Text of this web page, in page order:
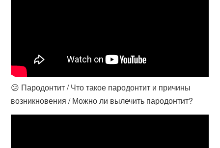
😕 Пародонтит / Что такое пародонтит и причины
возникновения / Можно ли вылечить пародонтит?